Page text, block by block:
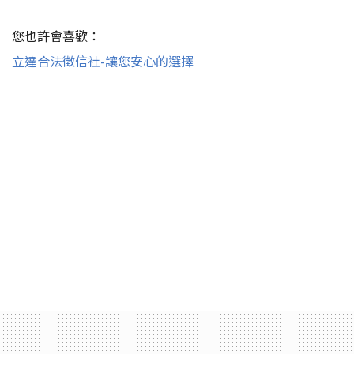
您也許會喜歡：
立達合法徵信社-讓您安心的選擇